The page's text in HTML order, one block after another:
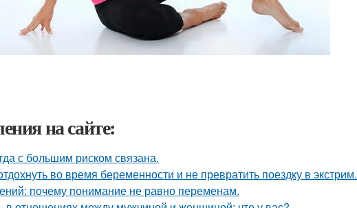
на сайте:
с большим риском связана.
во время беременности и не превратить поездку в экстрим.
почему понимание не равно переменам.